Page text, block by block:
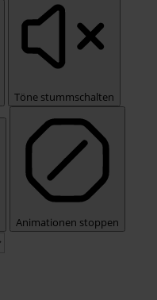
Töne stummschalten
Animationen stoppen